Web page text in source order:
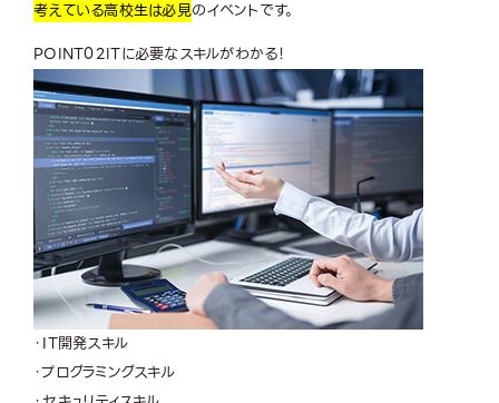
考えている高校生は必見のイベントです。
POINT02ITに必要なスキルがわかる！
・IT開発スキル
・プログラミングスキル